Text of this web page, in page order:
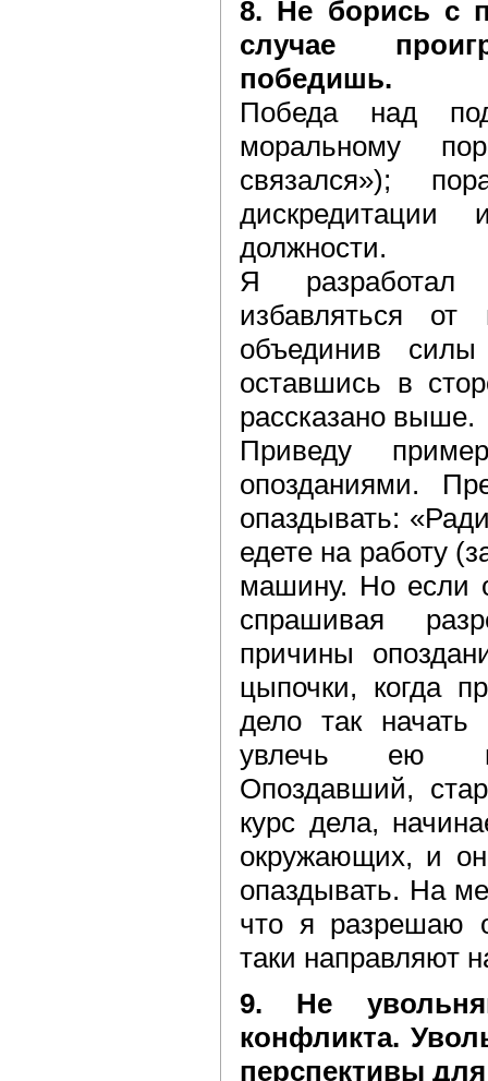
8. Не борись с
случае
победишь.
Победа над
моральному
связался»);
должности.
Я
избавляться от
объединив
оставшись в
рассказано выше.
Приведу
опозданиями.
опаздывать:
едете на работу
машину. Но если
спрашивая
причины
цыпочки, когда
дело так начать
увлечь ею
Опоздавший,
курс дела,
окружающих, и
опаздывать. На
что я разрешаю
таки направляют
9. Не
конфликта.
перспективы